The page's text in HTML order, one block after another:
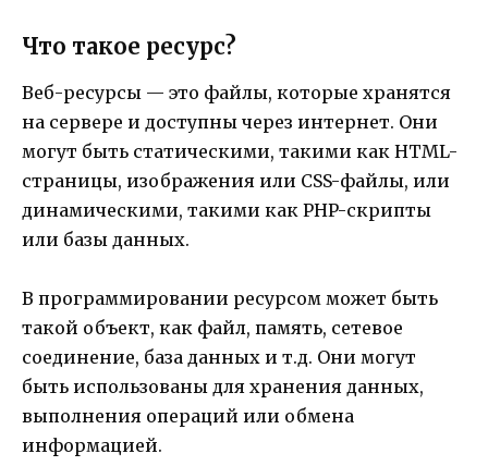
Что такое ресурс?
Веб-ресурсы — это файлы, которые хранятся
на сервере и доступны через интернет. Они
могут быть статическими, такими как HTML-
страницы, изображения или CSS-файлы, или
динамическими, такими как PHP-скрипты
или базы данных.
В программировании ресурсом может быть
такой объект, как файл, память, сетевое
соединение, база данных и т.д. Они могут
быть использованы для хранения данных,
выполнения операций или обмена
информацией.